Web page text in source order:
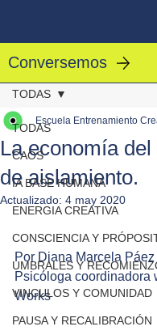
Conversemos
TODAS
CAOS
IA BASE HUMANA
ENERGIA CREATIVA
CONSCIENCIA Y
UMBRALES Y
VINCULOS Y COMUNIDAD
PAUSA Y RECALIBRACIÓN
TODAS
La economía
de aislamiento.
Escuela Entrenamiento
Actualizado: 4 may 2020
Por Diana Marcela
Psicóloga coordinadora
Works